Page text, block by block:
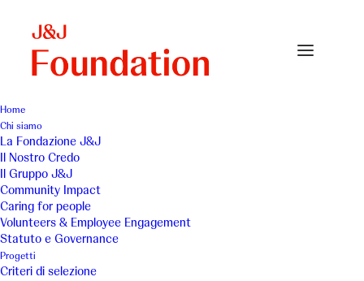
Home
Chi siamo
La Fondazione J&J
Il Nostro Credo
Il Gruppo J&J
Community Impact
Caring for people
Volunteers & Employee Engagement
Statuto e Governance
Progetti
Criteri di selezione
logo CROCE ROSA CELESTE